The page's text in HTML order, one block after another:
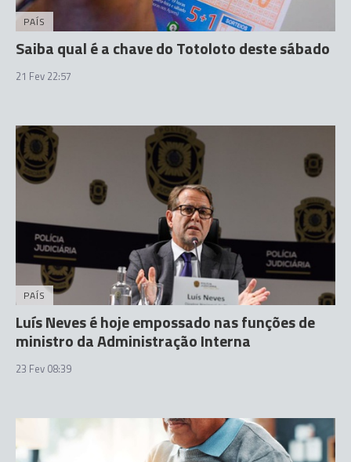
PAÍS
Saiba qual é a chave do Totoloto deste sábado
21 Fev 22:57
PAÍS
Luís Neves é hoje empossado nas funções de
ministro da Administração Interna
23 Fev 08:39